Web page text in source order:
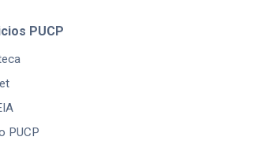
PUCP
PUCP